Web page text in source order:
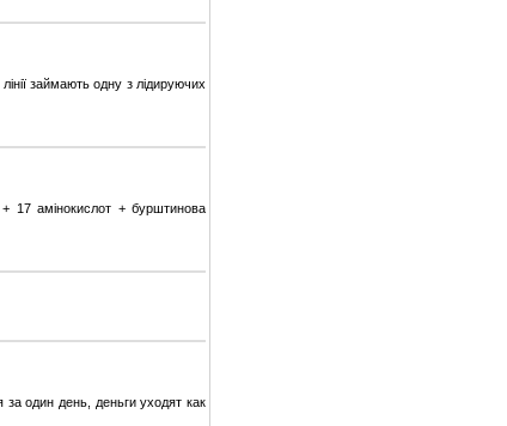
займають одну з лідируючих
17 амінокислот + бурштинова
один день, деньги уходят как